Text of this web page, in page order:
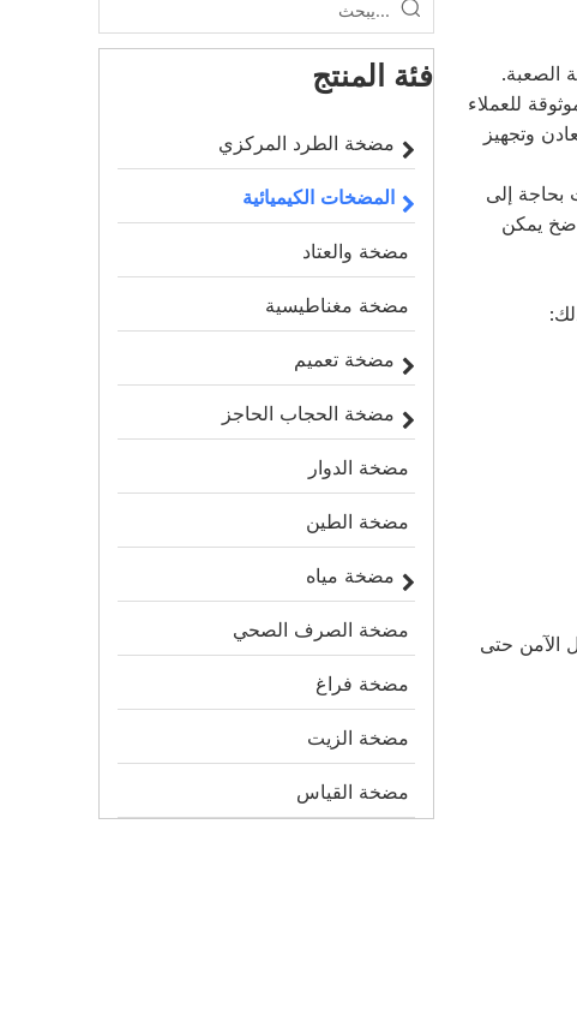
فئة المنتج
مضخة الطرد المركزي
المضخات الكيميائية
مضخة والعتاد
مضخة مغناطيسية
مضخة تعميم
مضخة الحجاب الحاجز
مضخة الدوار
مضخة الطين
مضخة مياه
مضخة الصرف الصحي
مضخة فراغ
مضخة الزيت
مضخة القياس
الصعبة.
للعملاء
وتجهيز
بحاجة إلى
ضخ يمكن
الآمن حتى